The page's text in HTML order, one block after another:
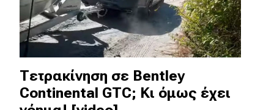
Τετρακίνηση σε Bentley
Continental GTC; Κι όμως έχει